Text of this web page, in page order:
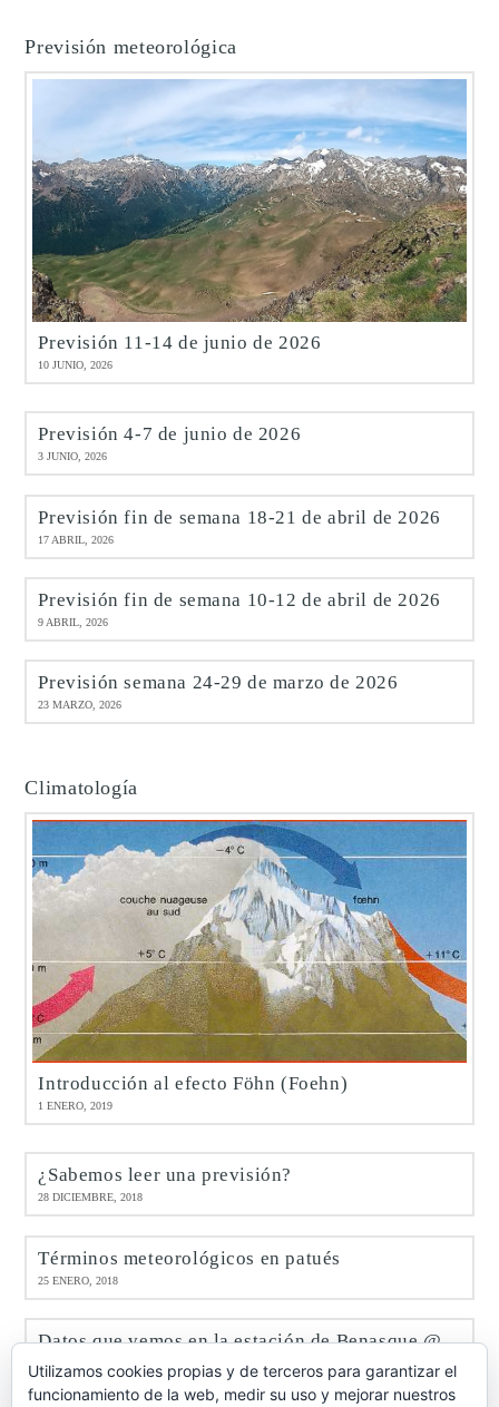
Previsión meteorológica
Previsión 11-14 de junio de 2026
10 JUNIO, 2026
Previsión 4-7 de junio de 2026
3 JUNIO, 2026
Previsión fin de semana 18-21 de abril de 2026
17 ABRIL, 2026
Previsión fin de semana 10-12 de abril de 2026
9 ABRIL, 2026
Previsión semana 24-29 de marzo de 2026
23 MARZO, 2026
Climatología
Introducción al efecto Föhn (Foehn)
1 ENERO, 2019
¿Sabemos leer una previsión?
28 DICIEMBRE, 2018
Términos meteorológicos en patués
25 ENERO, 2018
Datos que vemos en la estación de Benasque @meteobenás
9 ENERO, 2017
Utilizamos cookies propias y de terceros para garantizar el
funcionamiento de la web, medir su uso y mejorar nuestros